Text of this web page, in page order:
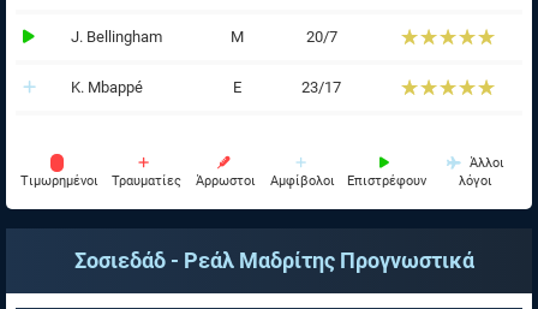
J. Bellingham Μ 20/7 ☆☆☆☆☆
★★★★★
K. Mbappé Ε 23/17 ☆☆☆☆☆
★★★★★
Tιμωρημένοι Τραυματίες Άρρωστοι Αμφίβολοι Επιστρέφουν
Άλλοι
λόγοι
Σοσιεδάδ - Ρεάλ Μαδρίτης Προγνωστικά